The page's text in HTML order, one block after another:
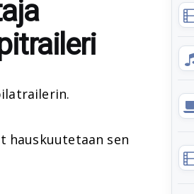
hauskuutetaan sen